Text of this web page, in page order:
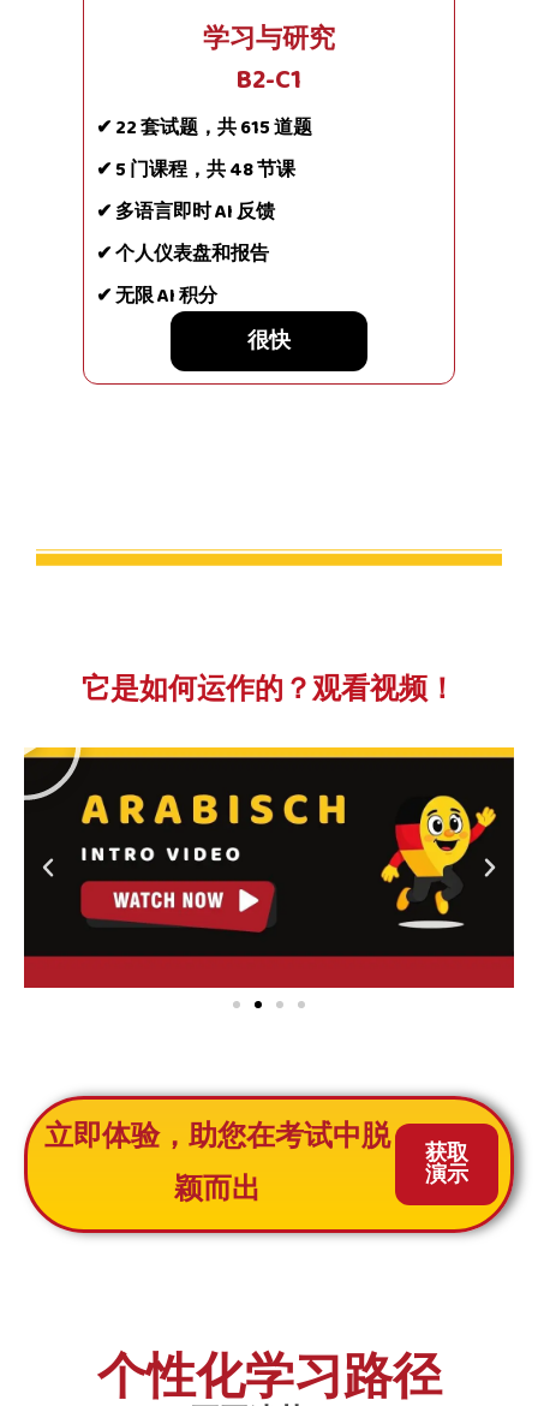
学习与研究
B2-C1
✔ 22 套试题，共 615 道题
✔ 5 门课程，共 48 节课
✔ 多语言即时 AI 反馈
✔ 个人仪表盘和报告
✔ 无限 AI 积分
很快
它是如何运作的？观看视频！
立即体验，助您在考试中脱
颖而出
获取
演示
个性化学习路径